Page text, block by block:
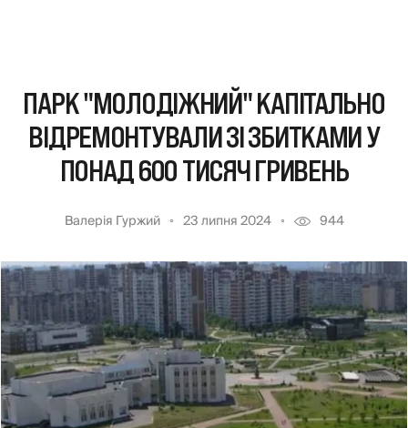
ПАРК "МОЛОДІЖНИЙ" КАПІТАЛЬНО
ВІДРЕМОНТУВАЛИ ЗІ ЗБИТКАМИ У
ПОНАД 600 ТИСЯЧ ГРИВЕНЬ
Валерія Гуржий 23 липня 2024 944